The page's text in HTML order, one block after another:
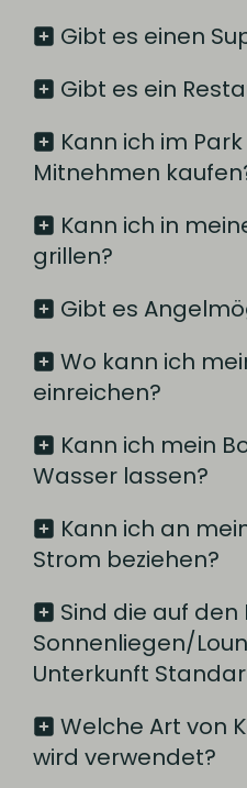
Gibt es einen
Gibt es ein
Kann ich im
Mitnehmen
Kann ich in
grillen?
Gibt es
Wo kann ich
einreichen?
Kann ich mein
Wasser lassen?
Kann ich an
Strom beziehen?
Sind die auf
Sonnenliegen/
Unterkunft
Welche Art von
wird verwendet?